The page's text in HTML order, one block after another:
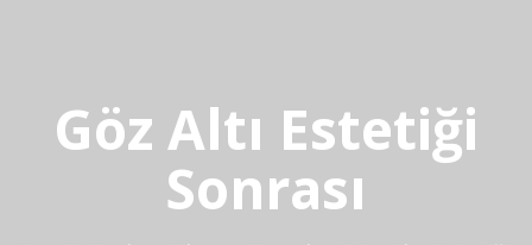
Göz Altı Estetiği
Sonrası